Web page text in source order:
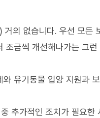
의 없습니다. 우선 모든
금씩 개선해나가는 그
유기동물 입양 지원과
추가적인 조치가 필요